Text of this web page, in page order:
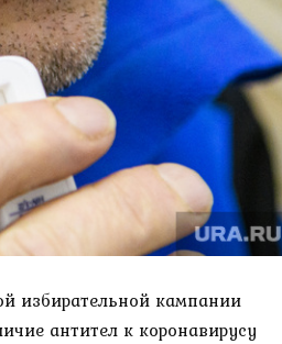
избирательной кампании
антител к коронавирусу